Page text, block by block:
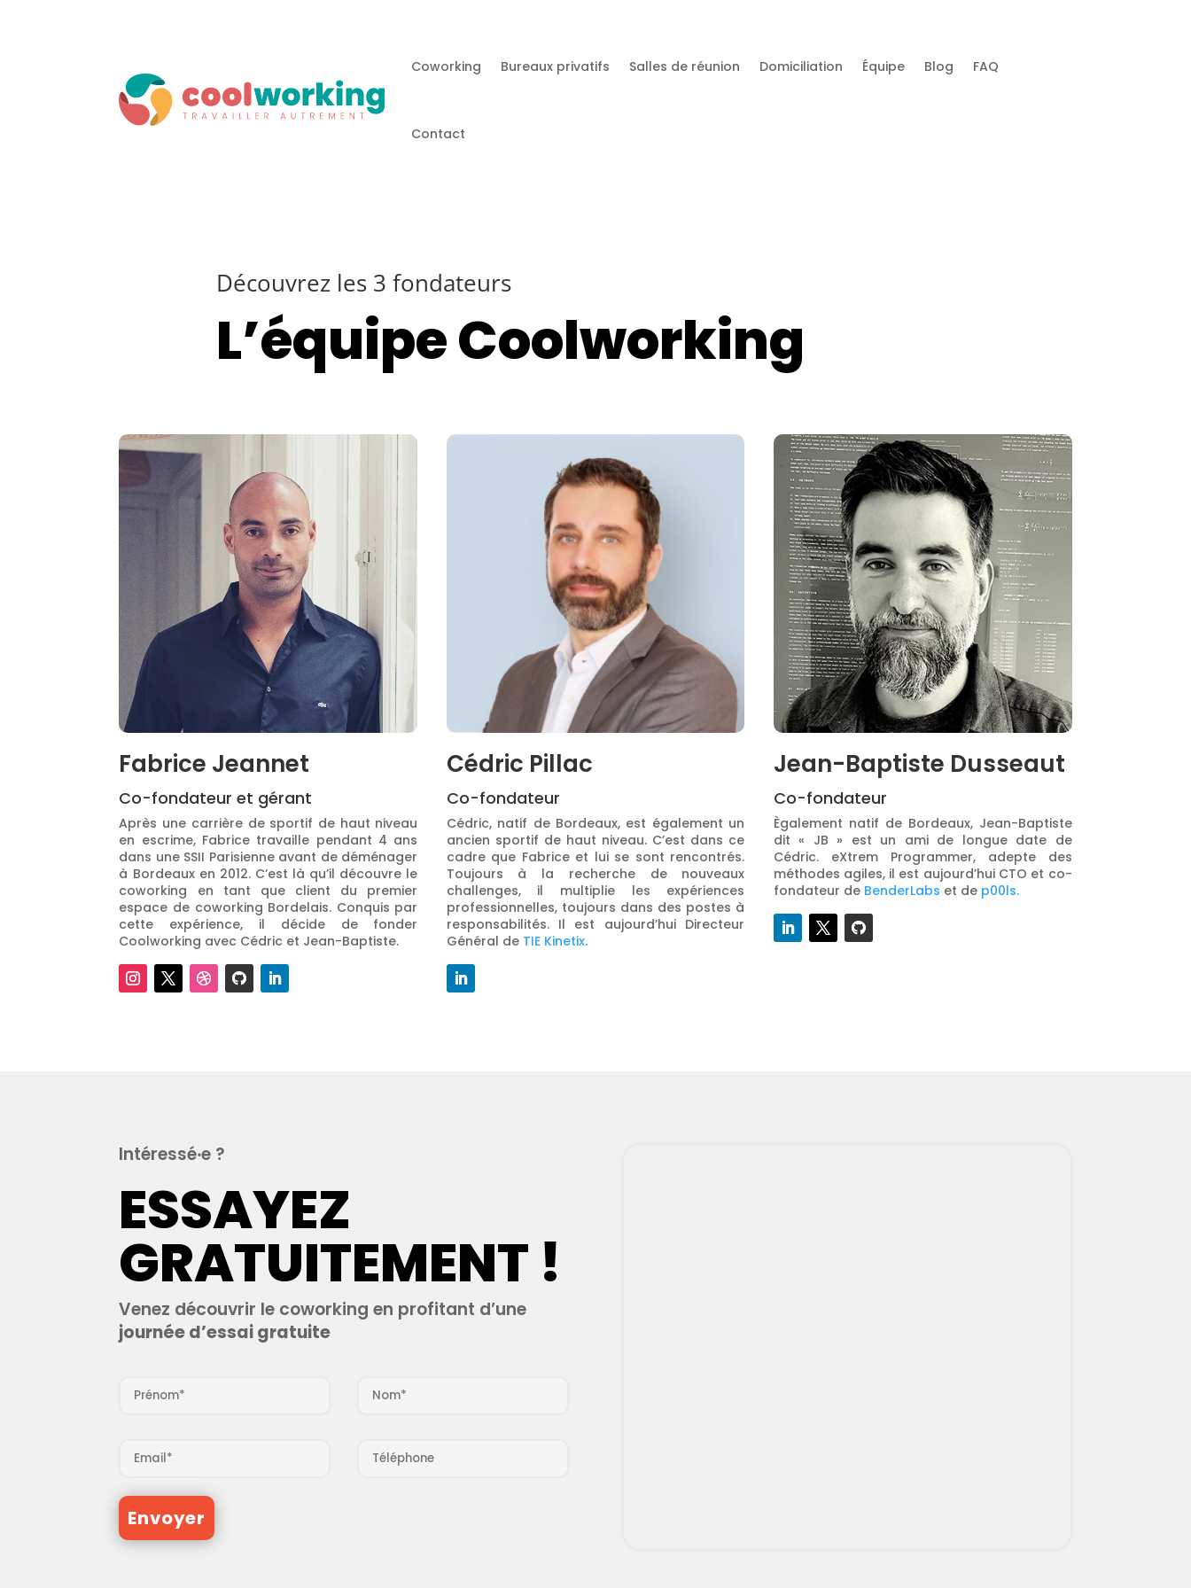
Coworking Bureaux privatifs Salles de réunion Domiciliation Équipe Blog FAQ
Contact
Découvrez les 3 fondateurs
L’équipe Coolworking
Fabrice Jeannet
Co-fondateur et gérant
Après une carrière de sportif de haut niveau
en escrime, Fabrice travaille pendant 4 ans
dans une SSII Parisienne avant de déménager
à Bordeaux en 2012. C’est là qu’il découvre le
coworking en tant que client du premier
espace de coworking Bordelais. Conquis par
cette expérience, il décide de fonder
Coolworking avec Cédric et Jean-Baptiste.
Cédric Pillac
Co-fondateur
Cédric, natif de Bordeaux, est également un
ancien sportif de haut niveau. C’est dans ce
cadre que Fabrice et lui se sont rencontrés.
Toujours à la recherche de nouveaux
challenges, il multiplie les expériences
professionnelles, toujours dans des postes à
responsabilités. Il est aujourd’hui Directeur
Général de TIE Kinetix.
Jean-Baptiste Dusseaut
Co-fondateur
Ègalement natif de Bordeaux, Jean-Baptiste
dit « JB » est un ami de longue date de
Cédric. eXtrem Programmer, adepte des
méthodes agiles, il est aujourd’hui CTO et co-
fondateur de BenderLabs et de p00ls.
Intéressé‧e ?
ESSAYEZ
GRATUITEMENT !
Venez découvrir le coworking en profitant d’une
journée d’essai gratuite